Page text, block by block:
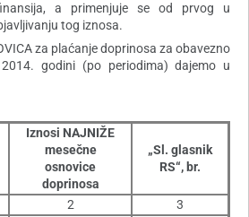
a primenjuje se od prvog u
tog iznosa.
za plaćanje doprinosa za obavezno
godini (po periodima) dajemo u
Iznosi NAJNIŽE
mesečne
osnovice
doprinosa
„Sl. glasnik
RS“, br.
2
3